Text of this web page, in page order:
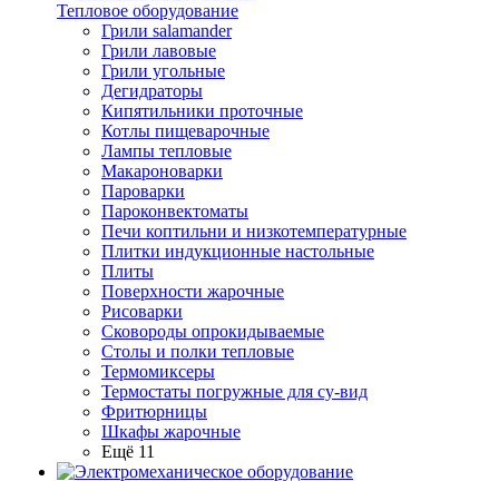
Тепловое оборудование
Грили salamander
Грили лавовые
Грили угольные
Дегидраторы
Кипятильники проточные
Котлы пищеварочные
Лампы тепловые
Макароноварки
Пароварки
Пароконвектоматы
Печи коптильни и низкотемпературные
Плитки индукционные настольные
Плиты
Поверхности жарочные
Рисоварки
Сковороды опрокидываемые
Столы и полки тепловые
Термомиксеры
Термостаты погружные для су-вид
Фритюрницы
Шкафы жарочные
Ещё 11